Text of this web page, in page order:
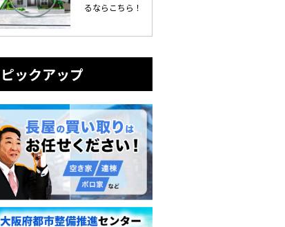
るならこちら！
ピックアップ